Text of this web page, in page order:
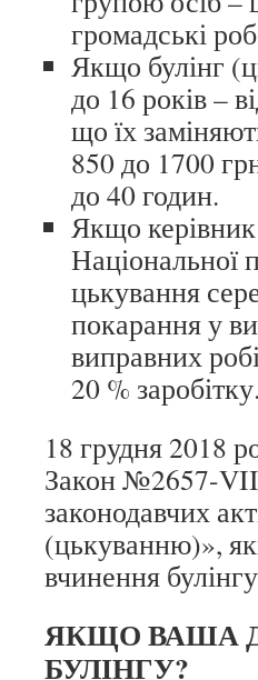
громадські
Якщо булінг
до 16 років –
що їх
850 до 1700
до 40 годин.
Якщо керівник
Національної
цькування
покарання у
виправних
20 % заробітку.
18 грудня 2018
Закон №2657-
законодавчих
(цькуванню)»,
вчинення
ЯКЩО ВАША
БУЛІНГУ?